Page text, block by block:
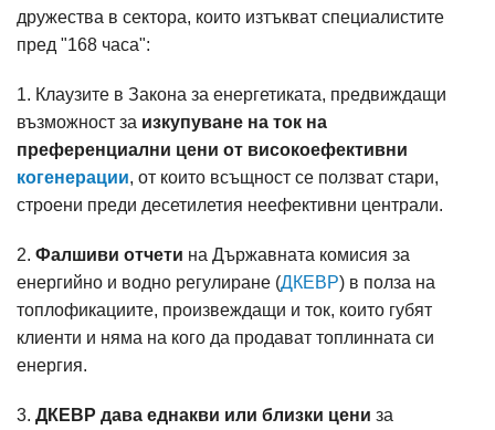
дружества в сектора, които изтъкват специалистите
пред "168 часа":
1. Клаузите в Закона за енергетиката, предвиждащи
възможност за изкупуване на ток на
преференциални цени от високоефективни
когенерации, от които всъщност се ползват стари,
строени преди десетилетия неефективни централи.
2. Фалшиви отчети на Държавната комисия за
енергийно и водно регулиране (ДКЕВР) в полза на
топлофикациите, произвеждащи и ток, които губят
клиенти и няма на кого да продават топлинната си
енергия.
3. ДКЕВР дава еднакви или близки цени за